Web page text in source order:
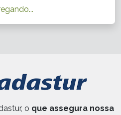
o que assegura nossa